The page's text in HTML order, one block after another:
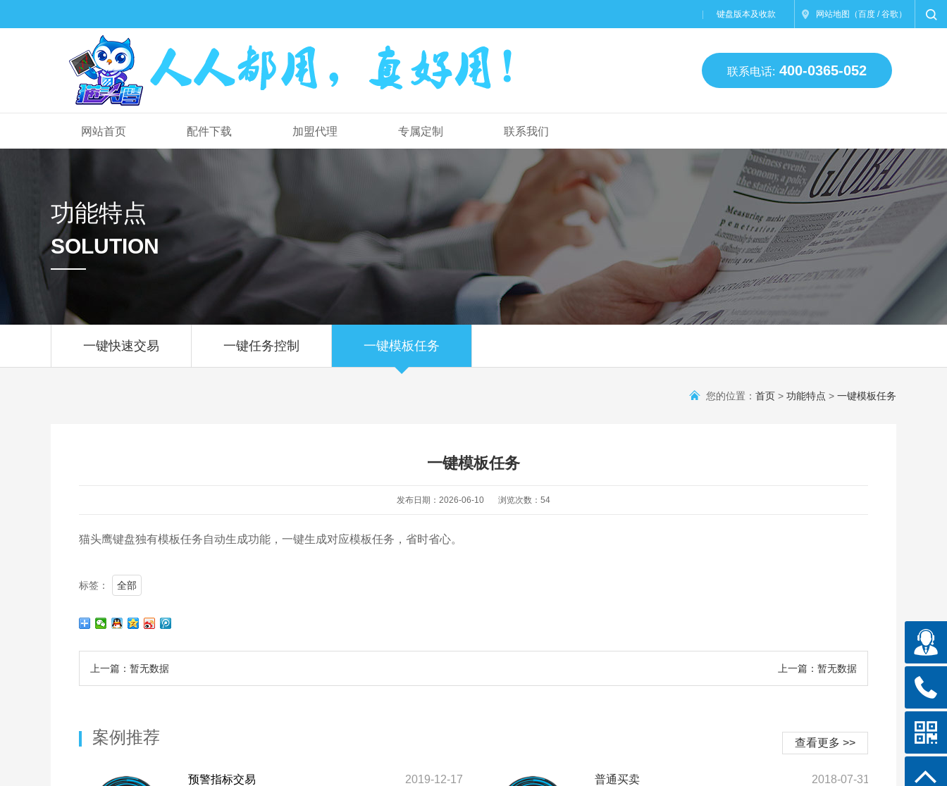
网站地图 （百度 /谷歌 ）
键盘版本及收款
联系电话: 400-0365-052
网站首页 配件下载 加盟代理 专属定制 联系我们
功能特点
SOLUTION
一键快速交易 一键任务控制 一键模板任务
您的位置： 首页 > 功能特点 > 一键模板任务
一键模板任务
发布日期：2026-06-10 浏览次数： 54
猫头鹰键盘独有模板任务自动生成功能，一键生成对应模板任务，省时省心。
标签： 全部
上一篇：暂无数据 上一篇：暂无数据
查看更多 >>
案例推荐
预警指标交易 2019-12-17 普通买卖 2018-07-31